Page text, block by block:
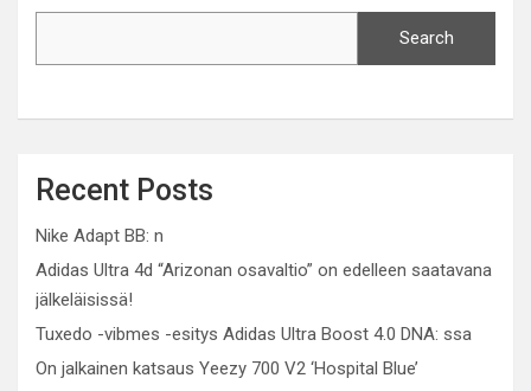
Search
Recent Posts
Nike Adapt BB: n
Adidas Ultra 4d “Arizonan osavaltio” on edelleen saatavana
jälkeläisissä!
Tuxedo -vibmes -esitys Adidas Ultra Boost 4.0 DNA: ssa
On jalkainen katsaus Yeezy 700 V2 ‘Hospital Blue’